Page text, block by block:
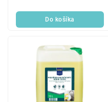
Do košíka